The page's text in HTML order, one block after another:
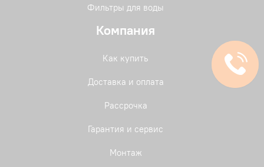
Фильтры для воды
Компания
Как купить
Доставка и оплата
Рассрочка
Гарантия и сервис
Монтаж